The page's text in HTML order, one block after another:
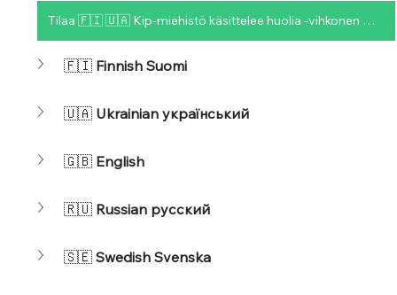
Tilaa 🇫🇮 🇺🇦 Kip-miehistö käsittelee huolia -vihkonen maksutta täältä
🇫🇮 Finnish Suomi
🇺🇦 Ukrainian український
🇬🇧 English
🇷🇺 Russian русский
🇸🇪 Swedish Svenska